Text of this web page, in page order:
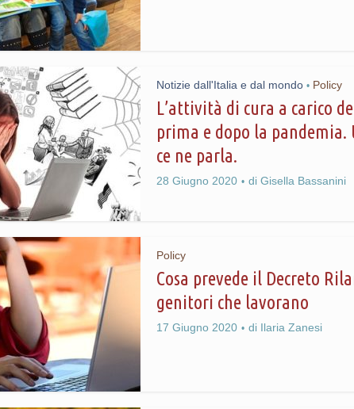
Notizie dall'Italia e dal mondo • Policy
L’attività di cura a carico
prima e dopo la pandemia.
ce ne parla.
28 Giugno 2020 di Gisella Bassanini
Policy
Cosa prevede il Decreto
genitori che lavorano
17 Giugno 2020 di Ilaria Zanesi